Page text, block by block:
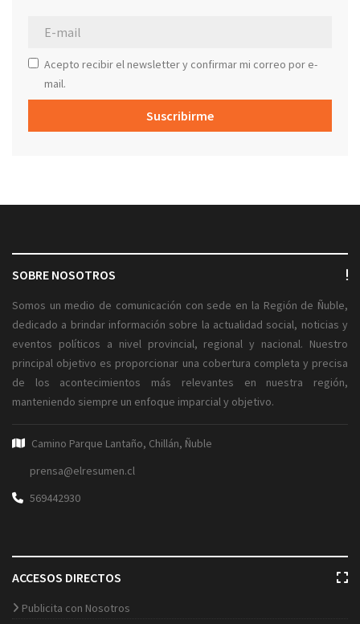
Acepto recibir el newsletter y confirmar mi correo por e-
mail.
Suscribirme
SOBRE NOSOTROS
Somos un medio de comunicación con sede en la Región de Ñuble,
dedicado a brindar información sobre la actualidad social, noticias y
eventos políticos a nivel provincial, regional y nacional. Nuestro
principal objetivo es proporcionar una cobertura completa y precisa
de los acontecimientos más relevantes en nuestra región,
manteniendo siempre un enfoque imparcial y objetivo.
Camino Parque Lantaño, Chillán, Ñuble
prensa@elresumen.cl
569442930
ACCESOS DIRECTOS
Publicita con Nosotros